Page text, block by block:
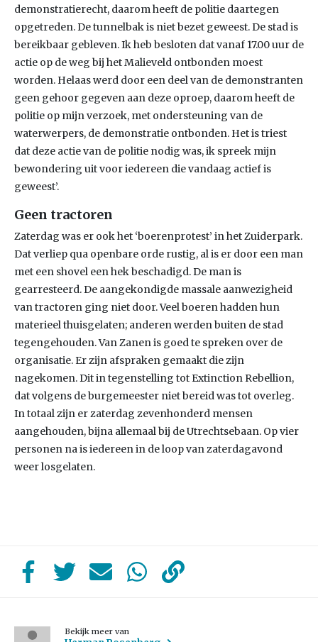
demonstratierecht, daarom heeft de politie daartegen
opgetreden. De tunnelbak is niet bezet geweest. De stad is
bereikbaar gebleven. Ik heb besloten dat vanaf 17.00 uur de
actie op de weg bij het Malieveld ontbonden moest
worden. Helaas werd door een deel van de demonstranten
geen gehoor gegeven aan deze oproep, daarom heeft de
politie op mijn verzoek, met ondersteuning van de
waterwerpers, de demonstratie ontbonden. Het is triest
dat deze actie van de politie nodig was, ik spreek mijn
bewondering uit voor iedereen die vandaag actief is
geweest’.
Geen tractoren
Zaterdag was er ook het ‘boerenprotest’ in het Zuiderpark.
Dat verliep qua openbare orde rustig, al is er door een man
met een shovel een hek beschadigd. De man is
gearresteerd. De aangekondigde massale aanwezigheid
van tractoren ging niet door. Veel boeren hadden hun
materieel thuisgelaten; anderen werden buiten de stad
tegengehouden. Van Zanen is goed te spreken over de
organisatie. Er zijn afspraken gemaakt die zijn
nagekomen. Dit in tegenstelling tot Extinction Rebellion,
dat volgens de burgemeester niet bereid was tot overleg.
In totaal zijn er zaterdag zevenhonderd mensen
aangehouden, bijna allemaal bij de Utrechtsebaan. Op vier
personen na is iedereen in de loop van zaterdagavond
weer losgelaten.
Bekijk meer van